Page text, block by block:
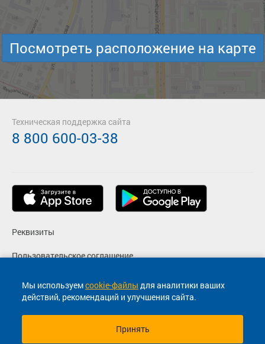
Мы используемcookie-файлы для аналитики ваших
действий, рекомендаций и улучшения сайта.
Принять
Посмотреть расположение на карте
Реквизиты
Пользовательское соглашение
Политика конфиденциальности
Согласие на маркетинговые сообщения
Техническая поддержка сайта
8 800 600-03-38
© 2013-2026, ООО "Капитал"- Онлайн сервис продажи